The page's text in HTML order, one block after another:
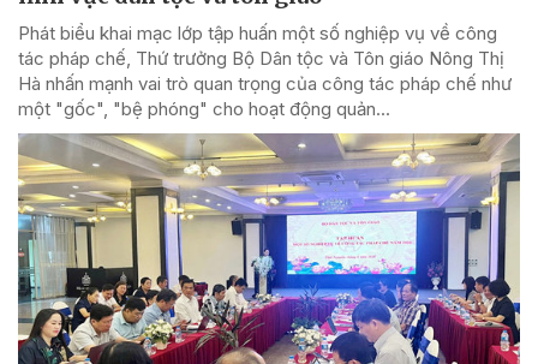
Phát biểu khai mạc lớp tập huấn một số nghiệp vụ về công
tác pháp chế, Thứ trưởng Bộ Dân tộc và Tôn giáo Nông Thị
Hà nhấn mạnh vai trò quan trọng của công tác pháp chế như
một "gốc", "bệ phóng" cho hoạt động quản...